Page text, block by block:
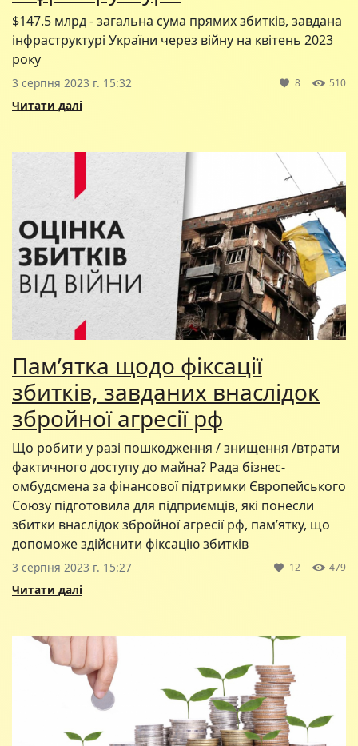
$147.5 млрд - загальна сума прямих збитків, завдана
інфраструктурі України через війну на квітень 2023
року
3 серпня 2023 г. 15:32 8 510
Читати далі
Пам’ятка щодо фіксації
збитків, завданих внаслідок
збройної агресії рф
Що робити у разі пошкодження / знищення /втрати
фактичного доступу до майна? Рада бізнес-
омбудсмена за фінансової підтримки Європейського
Союзу підготовила для підприємців, які понесли
збитки внаслідок збройної агресії рф, пам’ятку, що
допоможе здійснити фіксацію збитків
3 серпня 2023 г. 15:27 12 479
Читати далі